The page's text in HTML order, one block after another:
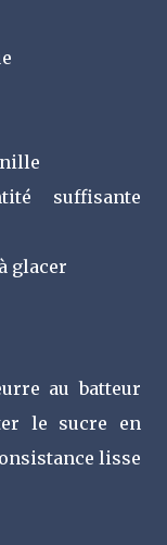
suffisante
glacer
au batteur
le sucre en
lisse